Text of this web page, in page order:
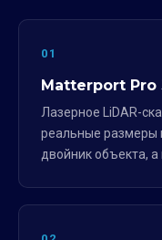
01
Matterport Pro
Лазерное LiDAR-
реальные размеры
двойник объекта,